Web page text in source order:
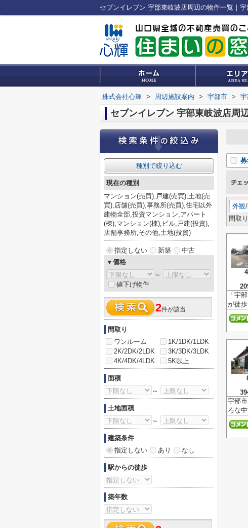
株式会社心輝 > 周辺施設案内 > 宇部市 >
セブンイレブン 宇部東岐波店周
外観/
間取
「宇
が徒
宇部
ろな
種別で絞り込む
現在の種別
マンション(売買),戸建(売買),土地(売
買),店舗(売買),事務所(売買),住宅以外
建物全部,投資マンション,アパート
(棟),マンション(棟),ビル,戸建(投資),
店舗事務所,その他,土地(投資)
指定しない 新築
中古
▼価格
～
値下げ物件
2件が該当
間取り
ワンルーム
1K/1DK/1LDK
2K/2DK/2LDK
3K/3DK/3LDK
4K/4DK/4LDK
5K以上
面積
～
土地面積
～
建築条件
指定しない
あり なし
駅からの徒歩
築年数